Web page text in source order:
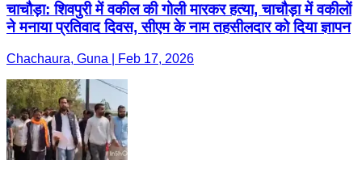
चाचौड़ा: शिवपुरी में वकील की गोली मारकर हत्या, चाचौड़ा में वकीलों
ने मनाया प्रतिवाद दिवस, सीएम के नाम तहसीलदार को दिया ज्ञापन
Chachaura, Guna | Feb 17, 2026